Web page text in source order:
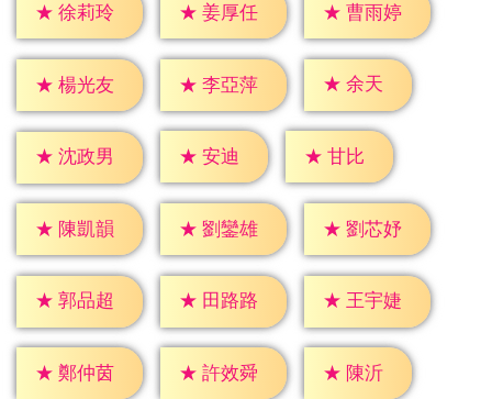
★ 徐莉玲 ★ 姜厚任 ★ 曹雨婷
★ 楊光友 ★ 李亞萍 ★ 余天
★ 沈政男 ★ 安迪 ★ 甘比
★ 陳凱韻 ★ 劉鑾雄 ★ 劉芯妤
★ 郭品超 ★ 田路路 ★ 王宇婕
★ 鄭仲茵 ★ 許效舜 ★ 陳沂